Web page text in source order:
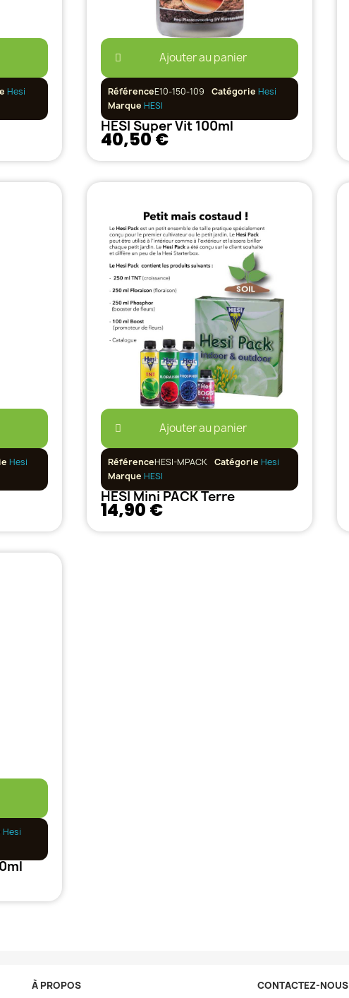
Hesi
Ajouter au panier
RéférenceE10-150-109 CatégorieHesi
Marque HESI
HESI Super Vit 100ml
40,50 €
Hesi
Ajouter au panier
RéférenceHESI-MPACK CatégorieHesi
Marque HESI
HESI Mini PACK Terre
14,90 €
Hesi
À PROPOS CONTACTEZ-NOUS